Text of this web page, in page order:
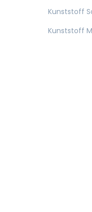
Kunststoff
Kunststoff